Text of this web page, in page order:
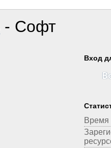
- Софт
Вход
Время